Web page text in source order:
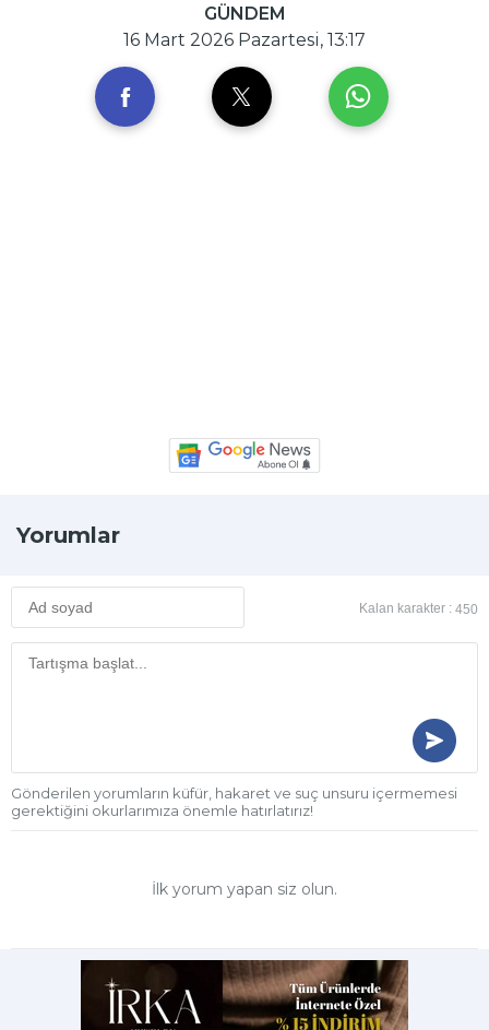
GÜNDEM
16 Mart 2026 Pazartesi, 13:17
Yorumlar
Kalan karakter : 450
Gönderilen yorumların küfür, hakaret ve suç unsuru içermemesi
gerektiğini okurlarımıza önemle hatırlatırız!
İlk yorum yapan siz olun.